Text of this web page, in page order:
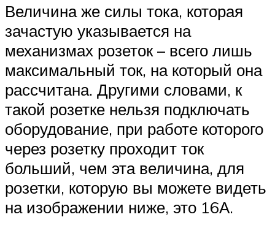
Величина же силы тока, которая
зачастую указывается на
механизмах розеток – всего лишь
максимальный ток, на который она
рассчитана. Другими словами, к
такой розетке нельзя подключать
оборудование, при работе которого
через розетку проходит ток
больший, чем эта величина, для
розетки, которую вы можете видеть
на изображении ниже, это 16А.